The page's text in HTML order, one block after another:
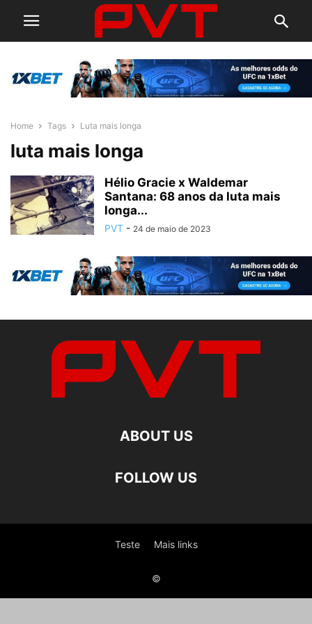
Home Tags Luta mais longa
luta mais longa
Hélio Gracie x Waldemar
Santana: 68 anos da luta mais
longa...
PVT - 24 de maio de 2023
ABOUT US
FOLLOW US
Teste Mais links
©